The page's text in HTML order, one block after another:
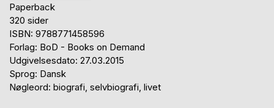
Paperback
320 sider
ISBN: 9788771458596
Forlag: BoD - Books on Demand
Udgivelsesdato: 27.03.2015
Sprog: Dansk
Nøgleord: biografi, selvbiografi, livet